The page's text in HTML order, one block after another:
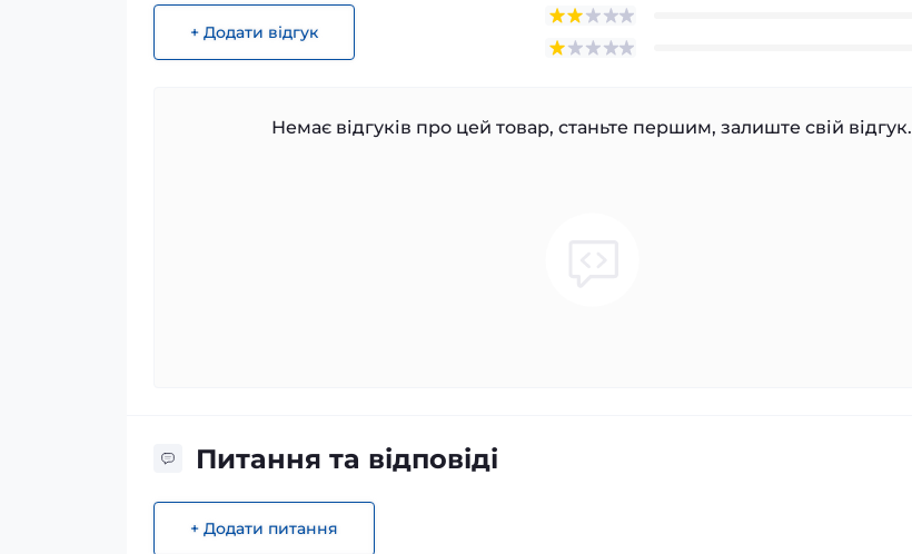
+ Додати відгук
Немає відгуків про цей товар, станьте першим, залиште свій відгук.
Питання та відповіді
+ Додати питання